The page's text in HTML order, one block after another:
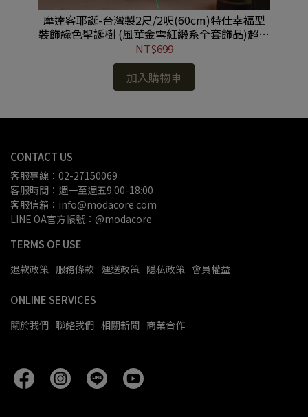
摩達客耶誕-台灣製2尺/2呎(60cm)特仕幸福型
裝飾綠色聖誕樹 (風華金雪紅緞系全套飾品)超值
組不含燈/本島免運費 #YS-HGT2202001
NT$699
加入購物車
CONTACT US
客服專線：02-27150069
客服時間：週一至週五9:00-18:00
客服信箱：info@modacore.com
LINE OA官方帳號：@modacore
TERMS OF USE
退款政策 服務條款 運送政策 隱私政策 會員權益
ONLINE SERVICES
關於我們 聯絡我們 相關新聞 商業合作